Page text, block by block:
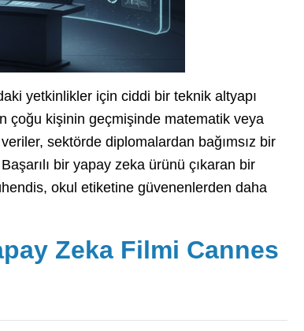
yetkinlikler için ciddi bir teknik altyapı
çoğu kişinin geçmişinde matematik veya
sektörde diplomalardan bağımsız bir
bir yapay zeka ürünü çıkaran bir
okul etiketine güvenenlerden daha
Zeka Filmi Cannes